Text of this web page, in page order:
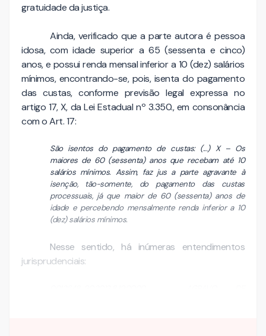
gratuidade da justiça.
Ainda, verificado que a parte autora é pessoa
idosa, com idade superior a 65 (sessenta e cinco)
anos, e possui renda mensal inferior a 10 (dez) salários
mínimos, encontrando-se, pois, isenta do pagamento
das custas, conforme previsão legal expressa no
artigo 17, X, da Lei Estadual nº 3.350., em consonância
com o Art. 17:
São isentos do pagamento de custas: (...) X – Os
maiores de 60 (sessenta) anos que recebam até 10
salários mínimos. Assim, faz jus a parte agravante à
isenção, tão-somente, do pagamento das custas
processuais, já que maior de 60 (sessenta) anos de
idade e percebendo mensalmente renda inferior a 10
(dez) salários mínimos.
Nesse sentido, há inúmeras entendimentos
jurisprudenciais: